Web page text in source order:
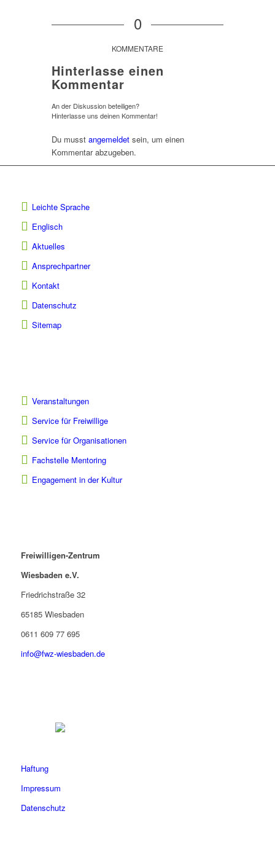
0
KOMMENTARE
Hinterlasse einen
Kommentar
An der Diskussion beteiligen?
Hinterlasse uns deinen Kommentar!
Du musst angemeldet sein, um einen
Kommentar abzugeben.
Leichte Sprache
Englisch
Aktuelles
Ansprechpartner
Kontakt
Datenschutz
Sitemap
Veranstaltungen
Service für Freiwillige
Service für Organisationen
Fachstelle Mentoring
Engagement in der Kultur
Freiwilligen-Zentrum
Wiesbaden e.V.
Friedrichstraße 32
65185 Wiesbaden
0611 609 77 695
info@fwz-wiesbaden.de
Haftung
Impressum
Datenschutz